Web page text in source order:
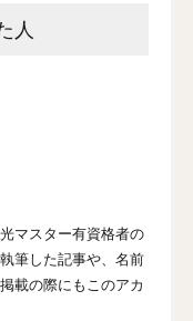
人
マスター有資格者の
筆した記事や、名前
載の際にもこのアカ